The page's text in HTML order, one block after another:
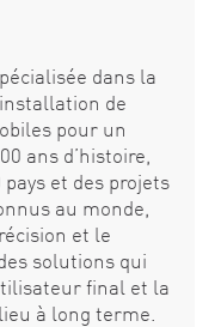
dans la
de
pour un
ans d’histoire,
et des projets
au monde,
et le
solutions qui
final et la
à long terme.